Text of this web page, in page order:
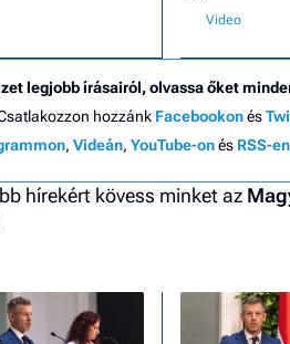
legjobb írásairól, olvassa őket
hozzánk Facebookonés
, Videán, YouTube-onés RSS-en
hírekért kövess minket az